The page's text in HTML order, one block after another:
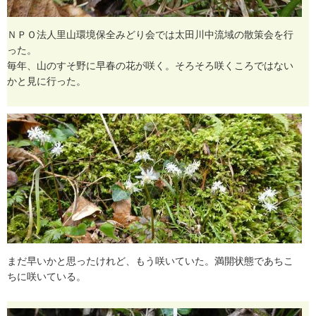
Ｎ Ｐ Ｏ法人里山環境保全みどり会では太田 川 中流域の散策会を行
った。
毎年、 山のすそ野に早春の花が咲く 。 そろそろ咲く こ ろではない
かと 見に行った。
ま だ早いかと 思ったけれど も う咲いていた 。 満開状態であちこ
ちに咲いている 。